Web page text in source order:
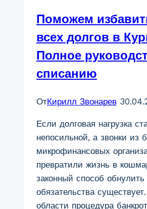
минимума
до
защиты
Поможем
всех долгов в
Полное
списанию
ОтКирилл Звонарев
Если долговая нагрузка
непосильной, а звонки из
микрофинансовых
превратили жизнь в
законный способ
обязательства
области процедура